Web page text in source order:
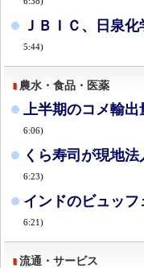
ＪＢＩＣ、日泉
5:44)
農水・食品・医薬
上半期のコメ輸
6:06)
くら寿司が現地
6:23)
インドのビュッ
6:21)
流通・サービス